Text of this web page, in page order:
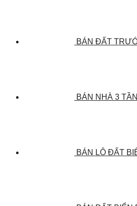
BÁN ĐẤT
BÁN NHÀ 3
BÁN LÔ ĐẤT